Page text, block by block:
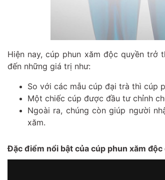
Hiện nay, cúp phun xăm độc quyền trở
đến những giá trị như:
So với các mẫu cúp đại trà thì cúp
Một chiếc cúp được đầu tư chỉnh
Ngoài ra, chúng còn giúp người
xăm.
Đặc điểm nổi bật của cúp phun xăm độc